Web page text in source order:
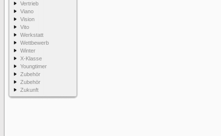
Vertrieb
Viano
Vision
Vito
Werkstatt
Wettbewerb
Winter
X-Klasse
Youngtimer
Zubehör
Zubehör
Zukunft